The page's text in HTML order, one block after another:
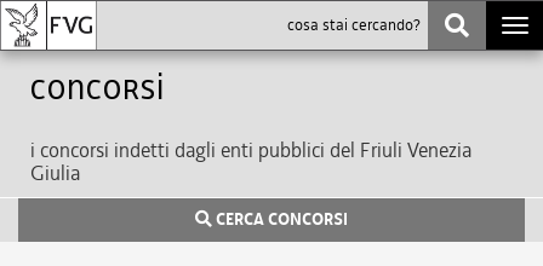
Concorsi
i concorsi indetti dagli enti pubblici del Friuli Venezia
Giulia
CERCA CONCORSI